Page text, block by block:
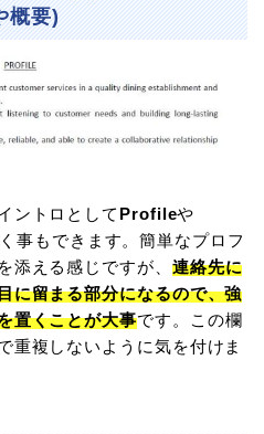
概要)
ントロとして Profileや
事もできます。簡単なプロフ
添える感じですが、 連絡先に
に留まる部分になるので、強
置くことが大事です。この欄
重複しないように気を付けま